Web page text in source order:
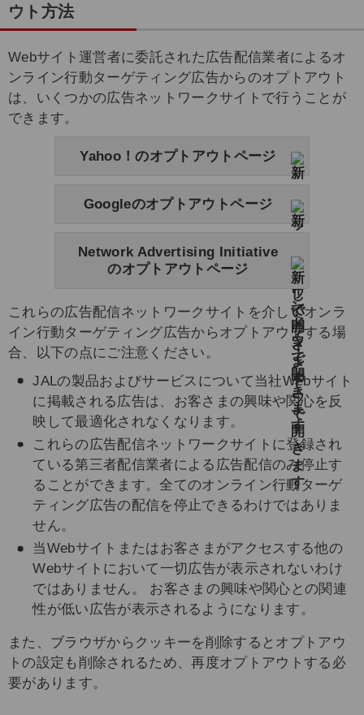
ウト方法
Webサイト運営者に委託された広告配信業者によるオ
ンライン行動ターゲティング広告からのオプトアウト
は、いくつかの広告ネットワークサイトで行うことが
できます。
Yahoo！のオプトアウトページ
Googleのオプトアウトページ
Network Advertising Initiative
のオプトアウトページ
これらの広告配信ネットワークサイトを介してオンラ
イン行動ターゲティング広告からオプトアウトする場
合、以下の点にご注意ください。
JALの製品およびサービスについて当社Webサイト
に掲載される広告は、お客さまの興味や関心を反
映して最適化されなくなります。
これらの広告配信ネットワークサイトに登録され
ている第三者配信業者による広告配信のみ停止す
ることができます。全てのオンライン行動ターゲ
ティング広告の配信を停止できるわけではありま
せん。
当Webサイトまたはお客さまがアクセスする他の
Webサイトにおいて一切広告が表示されないわけ
ではありません。 お客さまの興味や関心との関連
性が低い広告が表示されるようになります。
また、ブラウザからクッキーを削除するとオプトアウ
トの設定も削除されるため、再度オプトアウトする必
要があります。